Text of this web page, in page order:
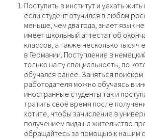
Поступить в институт и уехать
если студент отучился в любом
меньше, чем два года, знает язык
имеет школьный аттестат об
классов, а также несколько тысяч
в Германии. Поступление в
только на ту специальность, по
обучался ранее. Заняться поиском
работодателя можно обучаясь в
иностранные студенты так и
тратить своё время после
хотите, чтобы зачисление в
получением вида на жительство
обращайтесь за помощью к нашим